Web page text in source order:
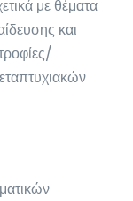
με θέματα
και